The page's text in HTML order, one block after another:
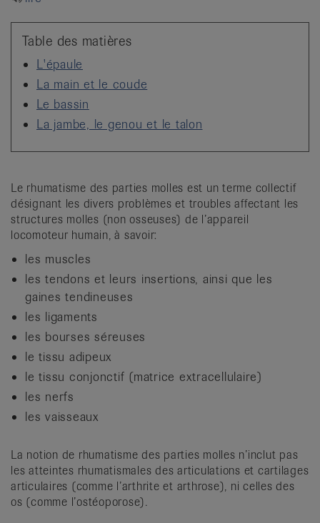
Table des matières
L'épaule
La main et le coude
Le bassin
La jambe, le genou et le talon
Le rhumatisme des parties molles est un terme collectif
désignant les divers problèmes et troubles affectant les
structures molles (non osseuses) de l’appareil
locomoteur humain, à savoir:
les muscles
les tendons et leurs insertions, ainsi que les
gaines tendineuses
les ligaments
les bourses séreuses
le tissu adipeux
le tissu conjonctif (matrice extracellulaire)
les nerfs
les vaisseaux
La notion de rhumatisme des parties molles n’inclut pas
les atteintes rhumatismales des articulations et cartilages
articulaires (comme l’arthrite et arthrose), ni celles des
os (comme l’ostéoporose).